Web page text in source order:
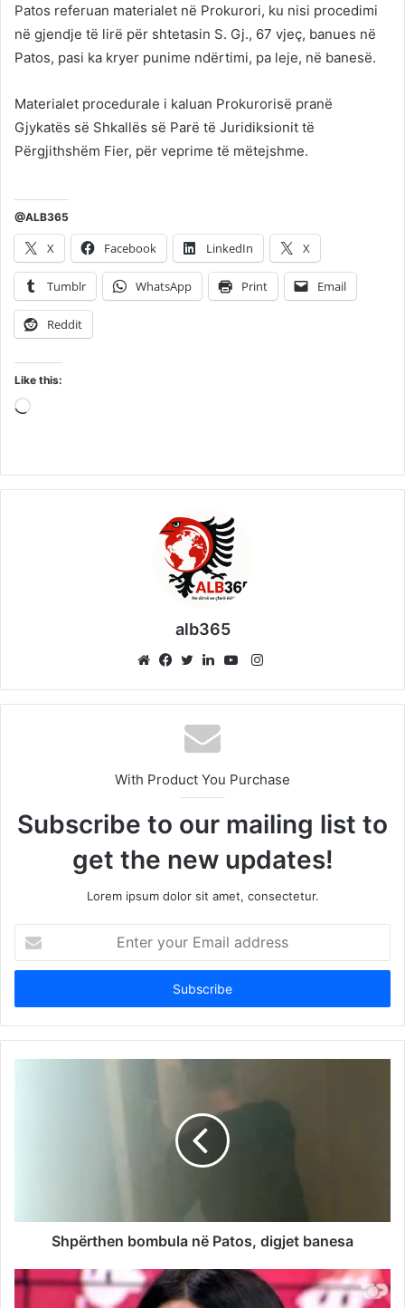
Patos referuan materialet në Prokurori, ku nisi procedimi
në gjendje të lirë për shtetasin S. Gj., 67 vjeç, banues në
Patos, pasi ka kryer punime ndërtimi, pa leje, në banesë.
Materialet procedurale i kaluan Prokurorisë pranë
Gjykatës së Shkallës së Parë të Juridiksionit të
Përgjithshëm Fier, për veprime të mëtejshme.
@ALB365
X Facebook LinkedIn X
Tumblr WhatsApp Print Email
Reddit
Like this:
Loading…
alb365
Instagram
With Product You Purchase
Subscribe to our mailing list to
get the new updates!
Lorem ipsum dolor sit amet, consectetur.
your
Email
Shpërthen bombula në Patos, digjet banesa